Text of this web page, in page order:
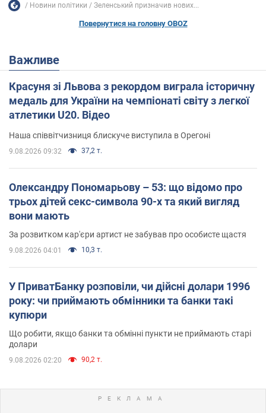
Новини політики Зеленський призначив нових...
Повернутися на головну OBOZ
Важливе
Красуня зі Львова з рекордом виграла історичну
медаль для України на чемпіонаті світу з легкої
атлетики U20. Відео
Наша співвітчизниця блискуче виступила в Орегоні
9.08.2026 09:32 37,2 т.
Олександру Пономарьову – 53: що відомо про
трьох дітей секс-символа 90-х та який вигляд
вони мають
За розвитком кар'єри артист не забував про особисте щастя
9.08.2026 04:01 10,3 т.
У ПриватБанку розповіли, чи дійсні долари 1996
року: чи приймають обмінники та банки такі
купюри
Що робити, якщо банки та обмінні пункти не приймають старі
долари
9.08.2026 02:20 90,2 т.